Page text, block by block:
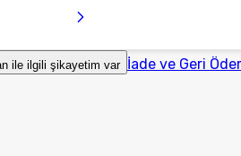
ile ilgili şikayetim var İade ve Geri